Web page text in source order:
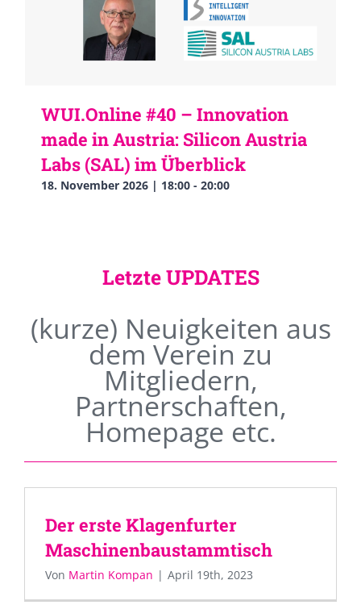
WUI.Online #40 – Innovation
made in Austria: Silicon Austria
Labs (SAL) im Überblick
18. November 2026 | 18:00 - 20:00
Letzte UPDATES
(kurze) Neuigkeiten aus
dem Verein zu
Mitgliedern,
Partnerschaften,
Homepage etc.
Der erste Klagenfurter
Maschinenbaustammtisch
Von Martin Kompan | April 19th, 2023